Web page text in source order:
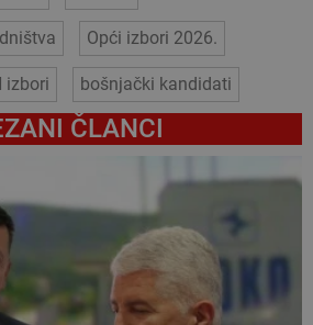
Opći izbori 2026.
izbori bošnjački kandidati
ČLANCI